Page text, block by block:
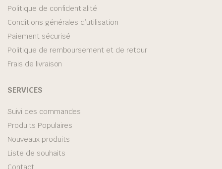
Politique de confidentialité
Conditions générales d’utilisation
Paiement sécurisé
Politique de remboursement et de retour
Frais de livraison
SERVICES
Suivi des commandes
Produits Populaires
Nouveaux produits
Liste de souhaits
Contact